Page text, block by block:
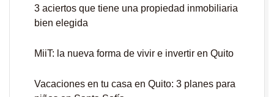
3 aciertos que tiene una propiedad inmobiliaria
bien elegida
MiiT: la nueva forma de vivir e invertir en Quito
Vacaciones en tu casa en Quito: 3 planes para